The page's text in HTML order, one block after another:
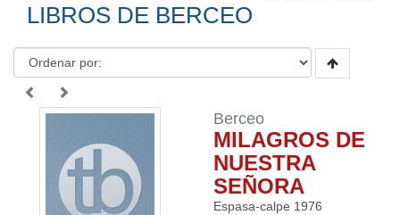
LIBROS DE BERCEO
Berceo
MILAGROS DE
NUESTRA
SEÑORA
Espasa-calpe 1976